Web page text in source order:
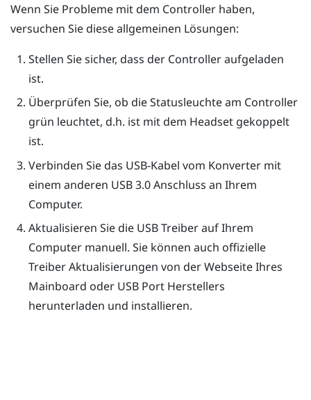
Wenn Sie Probleme mit dem Controller haben,
versuchen Sie diese allgemeinen Lösungen:
Stellen Sie sicher, dass der Controller aufgeladen
ist.
Überprüfen Sie, ob die Statusleuchte am Controller
grün leuchtet, d.h. ist mit dem Headset gekoppelt
ist.
Verbinden Sie das USB-Kabel vom Konverter mit
einem anderen USB 3.0 Anschluss an Ihrem
Computer.
Aktualisieren Sie die USB Treiber auf Ihrem
Computer manuell. Sie können auch offizielle
Treiber Aktualisierungen von der Webseite Ihres
Mainboard oder USB Port Herstellers
herunterladen und installieren.